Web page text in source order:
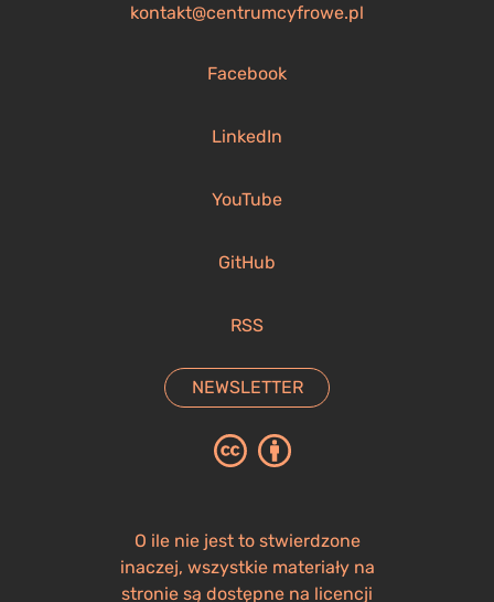
kontakt@centrumcyfrowe.pl
Facebook
LinkedIn
YouTube
GitHub
RSS
NEWSLETTER
O ile nie jest to stwierdzone
inaczej, wszystkie materiały na
stronie są dostępne na licencji